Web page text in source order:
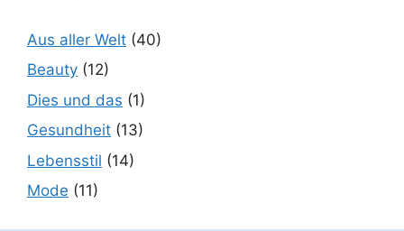
Aus aller Welt (40)
Beauty (12)
Dies und das (1)
Gesundheit (13)
Lebensstil (14)
Mode (11)